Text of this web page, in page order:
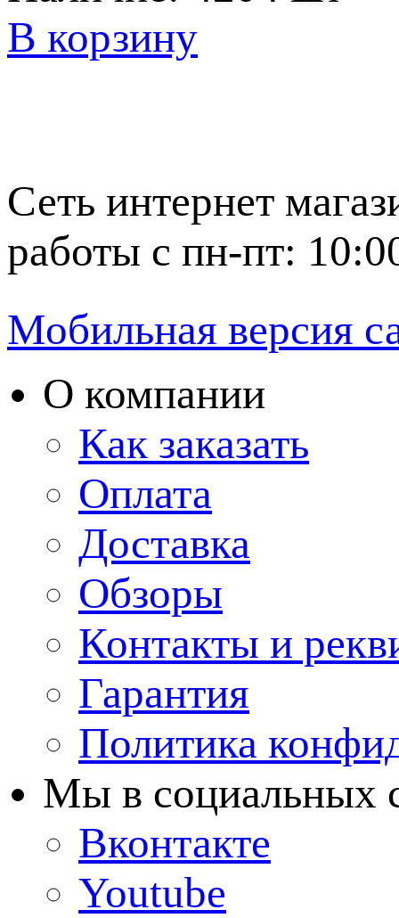
В корзину
Сеть интернет
работы с пн-пт:
Мобильная версия
О компании
Как заказать
Оплата
Доставка
Обзоры
Контакты и
Гарантия
Политика
Мы в cоциальных
Вконтакте
Youtube